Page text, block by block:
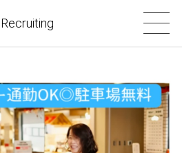
Recruiting